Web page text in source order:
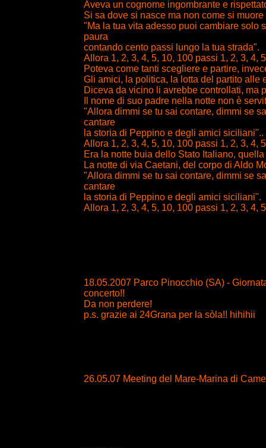
Aveva un cognome ingombrante e
Si sa dove si nasce ma non come si
"Ma la tua vita adesso puoi cambiare solo
paura
contando cento passi lungo la tua strada".
Allora 1, 2, 3, 4, 5, 10, 100 passi 1, 2, 3, 4,
Poteva come tanti scegliere e partire,
Gli amici, la politica, la lotta del partito alle
Diceva da vicino li avrebbe controllati, ma
Il nome di suo padre nella notte non è
"Allora dimmi se tu sai contare, dimmi se
cantare
la storia di Peppino e degli amici siciliani"..
Allora 1, 2, 3, 4, 5, 10, 100 passi 1, 2, 3, 4,
Era la notte buia dello Stato Italiano,
La notte di via Caetani, del corpo di Aldo
"Allora dimmi se tu sai contare, dimmi se
cantare
la storia di Peppino e degli amici siciliani".
Allora 1, 2, 3, 4, 5, 10, 100 passi 1, 2, 3, 4,
18.05.2007 Parco Pinocchio (SA) -
concerto!!
Da non perdere!
p.s. grazie ai 24Grana per la sòla!! hihihii
26.05.07 Meeting del Mare-Marina di